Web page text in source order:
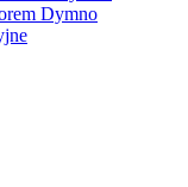
Dymno